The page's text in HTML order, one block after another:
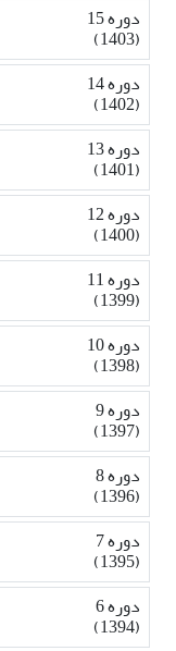
دوره 15
(1403)
دوره 14
(1402)
دوره 13
(1401)
دوره 12
(1400)
دوره 11
(1399)
دوره 10
(1398)
دوره 9
(1397)
دوره 8
(1396)
دوره 7
(1395)
دوره 6
(1394)